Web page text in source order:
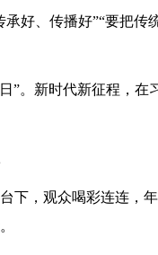
承好、传播好”“要把
”。新时代新征程，
下，观众喝彩连连